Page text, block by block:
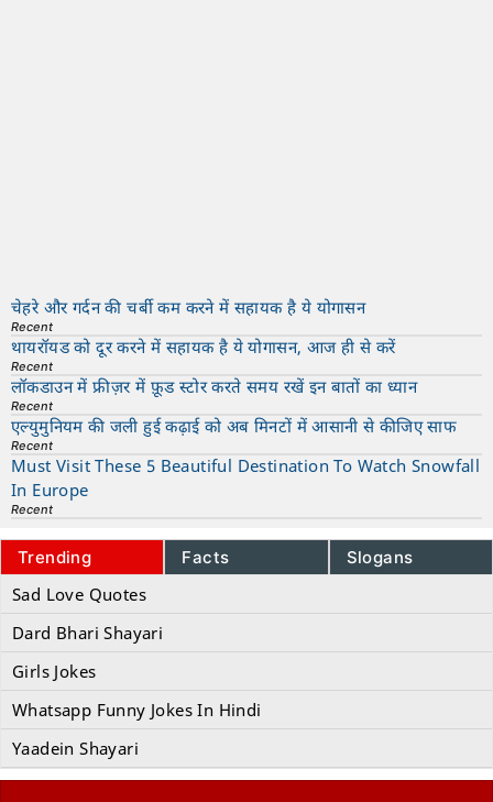
चेहरे और गर्दन की चर्बी कम करने में सहायक है ये योगासन
Recent
थायरॉयड को दूर करने में सहायक है ये योगासन, आज ही से करें
Recent
लॉकडाउन में फ्रीज़र में फ़ूड स्टोर करते समय रखें इन बातों का ध्यान
Recent
एल्युमुनियम की जली हुई कढ़ाई को अब मिनटों में आसानी से कीजिए साफ
Recent
Must Visit These 5 Beautiful Destination To Watch Snowfall
In Europe
Recent
Trending Facts Slogans
Sad Love Quotes
Dard Bhari Shayari
Girls Jokes
Whatsapp Funny Jokes In Hindi
Yaadein Shayari